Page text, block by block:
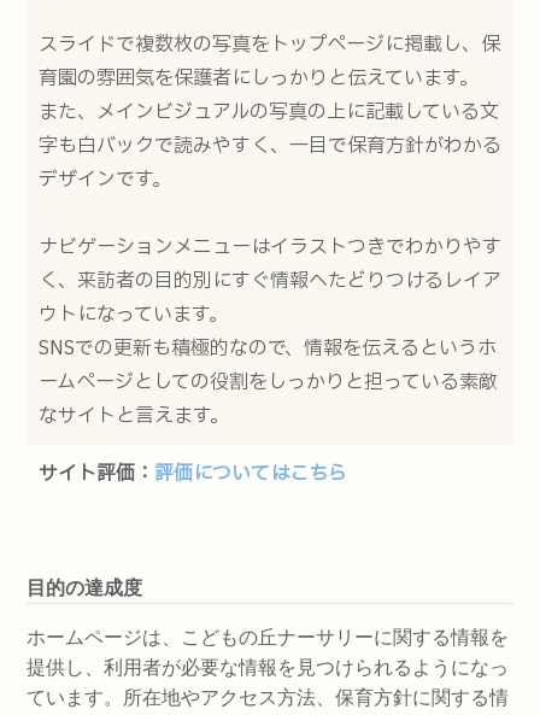
スライドで複数枚の写真をトップページに掲載し、保
育園の雰囲気を保護者にしっかりと伝えています。
また、メインビジュアルの写真の上に記載している文
字も白バックで読みやすく、一目で保育方針がわかる
デザインです。
ナビゲーションメニューはイラストつきでわかりやす
く、来訪者の目的別にすぐ情報へたどりつけるレイア
ウトになっています。
SNSでの更新も積極的なので、情報を伝えるというホ
ームページとしての役割をしっかりと担っている素敵
なサイトと言えます。
サイト評価： 評価についてはこちら
目的の達成度
ホームページは、こどもの丘ナーサリーに関する情報を
提供し、利用者が必要な情報を見つけられるようになっ
ています。所在地やアクセス方法、保育方針に関する情